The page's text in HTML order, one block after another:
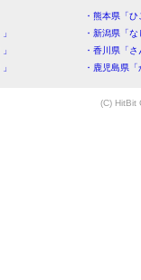
・熊本県「
・新潟県「
・香川県「
・鹿児島県
(C) HitBit